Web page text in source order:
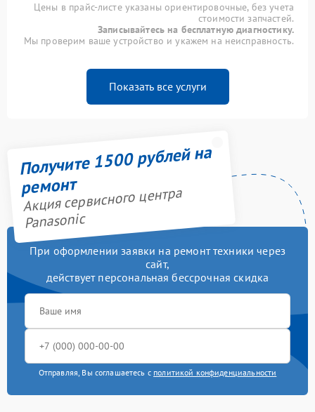
Цены в прайс-листе указаны ориентировочные, без учета
стоимости запчастей.
Записывайтесь на бесплатную диагностику.
Мы проверим ваше устройство и укажем на неисправность.
Показать все услуги
Получите 1500 рублей на
ремонт
Акция сервисного центра
Panasonic
При оформлении заявки на ремонт техники через
сайт,
действует персональная бессрочная скидка
Отправляя, Вы соглашаетесь с политикой конфиденциальности